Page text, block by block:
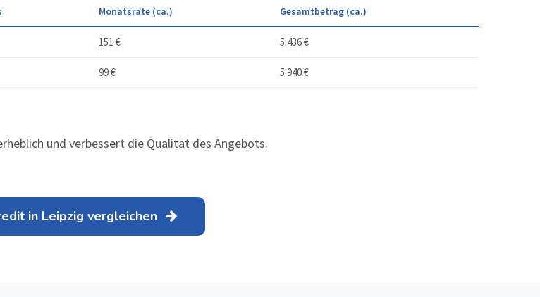
Monatsrate (ca.) Gesamtbetrag (ca.)
151 € 5.436 €
99 € 5.940 €
und verbessert die Qualität des Angebots.
in Leipzig vergleichen